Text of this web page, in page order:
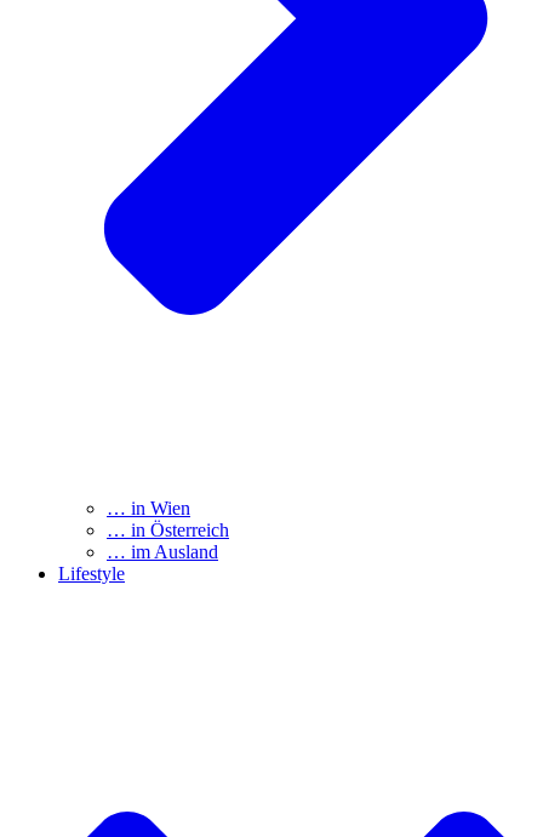
… in Wien
… in Österreich
… im Ausland
Lifestyle